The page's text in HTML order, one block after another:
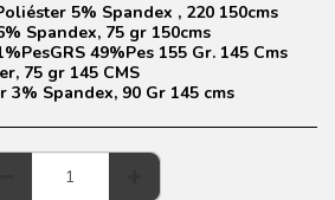
5% Spandex , 220 150cms
Spandex, 75 gr 150cms
49%Pes 155 Gr. 145 Cms
75 gr 145 CMS
3% Spandex, 90 Gr 145 cms